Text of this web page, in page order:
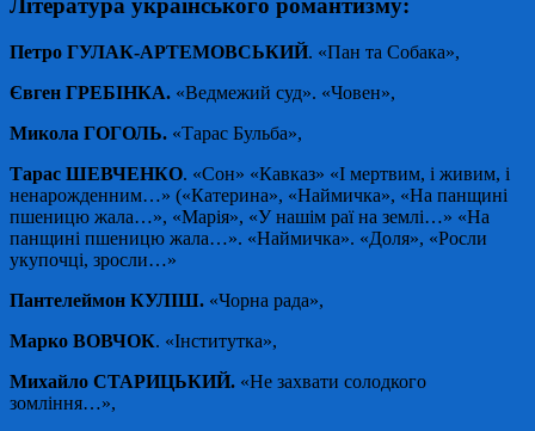
Література українського романтизму:
Петро ГУЛАК-АРТЕМОВСЬКИЙ. «Пан та Собака»,
Євген ГРЕБІНКА. «Ведмежий суд». «Човен»,
Микола ГОГОЛЬ. «Тарас Бульба»,
Тарас ШЕВЧЕНКО. «Сон» «Кавказ» «І мертвим, і живим, і
ненарожденним…» («Катерина», «Наймичка», «На панщині
пшеницю жала…», «Марія», «У нашім раї на землі…» «На
панщині пшеницю жала…». «Наймичка». «Доля», «Росли
укупочці, зросли…»
Пантелеймон КУЛІШ. «Чорна рада»,
Марко ВОВЧОК. «Інститутка»,
Михайло СТАРИЦЬКИЙ. «Не зaхвати солодкого
зомління…»,